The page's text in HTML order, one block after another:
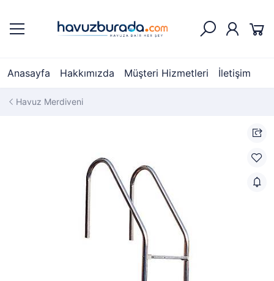
Anasayfa Hakkımızda Müşteri Hizmetleri İletişim
Havuz Merdiveni